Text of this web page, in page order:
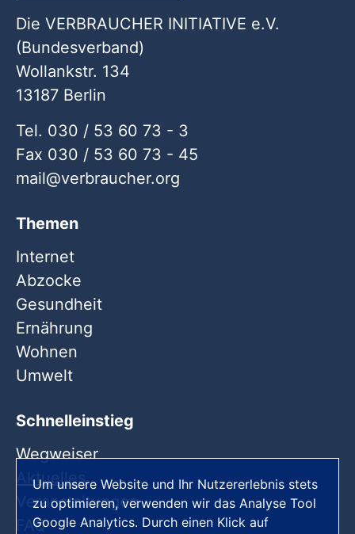
Die VERBRAUCHER INITIATIVE e.V.
(Bundesverband)
Wollankstr. 134
13187 Berlin
Tel. 030 / 53 60 73 - 3
Fax 030 / 53 60 73 - 45
mail
verbraucher org
Themen
Internet
Abzocke
Gesundheit
Ernährung
Wohnen
Umwelt
Schnelleinstieg
Wegweiser
Aktuelles
Veranstaltungen
FAQ
Um unsere Website und Ihr Nutzererlebnis stets
zu optimieren, verwenden wir das Analyse Tool
Google Analytics. Durch einen Klick auf